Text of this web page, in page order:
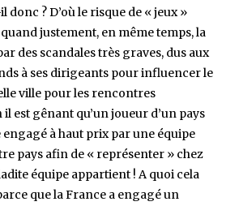
donc ? D’où le risque de « jeux »
justement, en même temps, la
des scandales très graves, dus aux
à ses dirigeants pour influencer le
ville pour les rencontres
est gênant qu’un joueur d’un pays
à haut prix par une équipe
pays afin de « représenter » chez
équipe appartient ! A quoi cela
que la France a engagé un